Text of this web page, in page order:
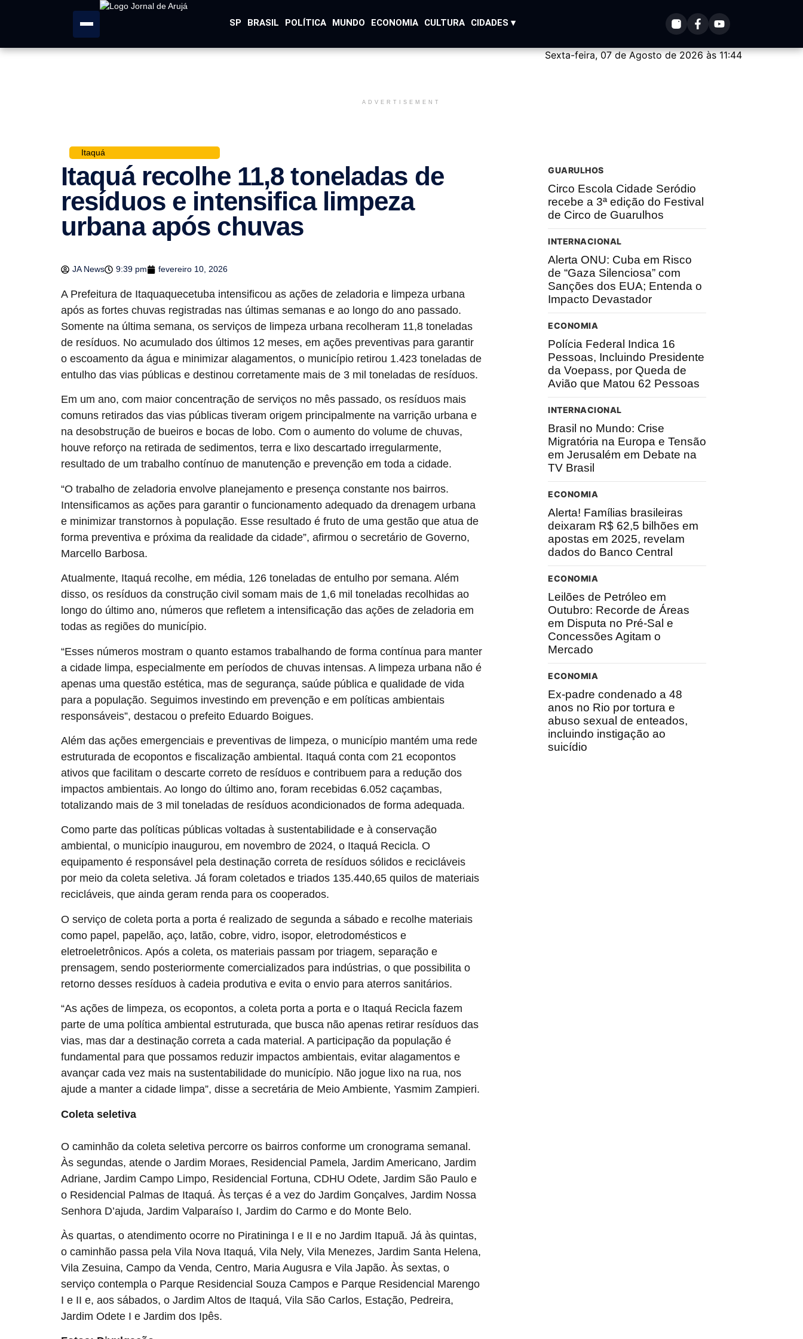
Sexta-feira, 07 de Agosto de 2026 às 11:44
SP BRASIL POLÍTICA MUNDO ECONOMIA CULTURA CIDADES ▾
ADVERTISEMENT
Itaquá
Itaquá recolhe 11,8 toneladas de
resíduos e intensifica limpeza
urbana após chuvas
JA News 9:39 pm fevereiro 10, 2026
A Prefeitura de Itaquaquecetuba intensificou as ações de zeladoria e limpeza urbana
após as fortes chuvas registradas nas últimas semanas e ao longo do ano passado.
Somente na última semana, os serviços de limpeza urbana recolheram 11,8 toneladas
de resíduos. No acumulado dos últimos 12 meses, em ações preventivas para garantir
o escoamento da água e minimizar alagamentos, o município retirou 1.423 toneladas de
entulho das vias públicas e destinou corretamente mais de 3 mil toneladas de resíduos.
Em um ano, com maior concentração de serviços no mês passado, os resíduos mais
comuns retirados das vias públicas tiveram origem principalmente na varrição urbana e
na desobstrução de bueiros e bocas de lobo. Com o aumento do volume de chuvas,
houve reforço na retirada de sedimentos, terra e lixo descartado irregularmente,
resultado de um trabalho contínuo de manutenção e prevenção em toda a cidade.
“O trabalho de zeladoria envolve planejamento e presença constante nos bairros.
Intensificamos as ações para garantir o funcionamento adequado da drenagem urbana
e minimizar transtornos à população. Esse resultado é fruto de uma gestão que atua de
forma preventiva e próxima da realidade da cidade”, afirmou o secretário de Governo,
Marcello Barbosa.
Atualmente, Itaquá recolhe, em média, 126 toneladas de entulho por semana. Além
disso, os resíduos da construção civil somam mais de 1,6 mil toneladas recolhidas ao
longo do último ano, números que refletem a intensificação das ações de zeladoria em
todas as regiões do município.
“Esses números mostram o quanto estamos trabalhando de forma contínua para manter
a cidade limpa, especialmente em períodos de chuvas intensas. A limpeza urbana não é
apenas uma questão estética, mas de segurança, saúde pública e qualidade de vida
para a população. Seguimos investindo em prevenção e em políticas ambientais
responsáveis”, destacou o prefeito Eduardo Boigues.
Além das ações emergenciais e preventivas de limpeza, o município mantém uma rede
estruturada de ecopontos e fiscalização ambiental. Itaquá conta com 21 ecopontos
ativos que facilitam o descarte correto de resíduos e contribuem para a redução dos
impactos ambientais. Ao longo do último ano, foram recebidas 6.052 caçambas,
totalizando mais de 3 mil toneladas de resíduos acondicionados de forma adequada.
Como parte das políticas públicas voltadas à sustentabilidade e à conservação
ambiental, o município inaugurou, em novembro de 2024, o Itaquá Recicla. O
equipamento é responsável pela destinação correta de resíduos sólidos e recicláveis
por meio da coleta seletiva. Já foram coletados e triados 135.440,65 quilos de materiais
recicláveis, que ainda geram renda para os cooperados.
O serviço de coleta porta a porta é realizado de segunda a sábado e recolhe materiais
como papel, papelão, aço, latão, cobre, vidro, isopor, eletrodomésticos e
eletroeletrônicos. Após a coleta, os materiais passam por triagem, separação e
prensagem, sendo posteriormente comercializados para indústrias, o que possibilita o
retorno desses resíduos à cadeia produtiva e evita o envio para aterros sanitários.
“As ações de limpeza, os ecopontos, a coleta porta a porta e o Itaquá Recicla fazem
parte de uma política ambiental estruturada, que busca não apenas retirar resíduos das
vias, mas dar a destinação correta a cada material. A participação da população é
fundamental para que possamos reduzir impactos ambientais, evitar alagamentos e
avançar cada vez mais na sustentabilidade do município. Não jogue lixo na rua, nos
ajude a manter a cidade limpa”, disse a secretária de Meio Ambiente, Yasmim Zampieri.
Coleta seletiva
O caminhão da coleta seletiva percorre os bairros conforme um cronograma semanal.
Às segundas, atende o Jardim Moraes, Residencial Pamela, Jardim Americano, Jardim
Adriane, Jardim Campo Limpo, Residencial Fortuna, CDHU Odete, Jardim São Paulo e
o Residencial Palmas de Itaquá. Às terças é a vez do Jardim Gonçalves, Jardim Nossa
Senhora D’ajuda, Jardim Valparaíso I, Jardim do Carmo e do Monte Belo.
Às quartas, o atendimento ocorre no Piratininga I e II e no Jardim Itapuã. Já às quintas,
o caminhão passa pela Vila Nova Itaquá, Vila Nely, Vila Menezes, Jardim Santa Helena,
Vila Zesuina, Campo da Venda, Centro, Maria Augusra e Vila Japão. Às sextas, o
serviço contempla o Parque Residencial Souza Campos e Parque Residencial Marengo
I e II e, aos sábados, o Jardim Altos de Itaquá, Vila São Carlos, Estação, Pedreira,
Jardim Odete I e Jardim dos Ipês.
GUARULHOS
Circo Escola Cidade Seródio
recebe a 3ª edição do Festival
de Circo de Guarulhos
INTERNACIONAL
Alerta ONU: Cuba em Risco
de “Gaza Silenciosa” com
Sanções dos EUA; Entenda o
Impacto Devastador
ECONOMIA
Polícia Federal Indica 16
Pessoas, Incluindo Presidente
da Voepass, por Queda de
Avião que Matou 62 Pessoas
INTERNACIONAL
Brasil no Mundo: Crise
Migratória na Europa e Tensão
em Jerusalém em Debate na
TV Brasil
ECONOMIA
Alerta! Famílias brasileiras
deixaram R$ 62,5 bilhões em
apostas em 2025, revelam
dados do Banco Central
ECONOMIA
Leilões de Petróleo em
Outubro: Recorde de Áreas
em Disputa no Pré-Sal e
Concessões Agitam o
Mercado
ECONOMIA
Ex-padre condenado a 48
anos no Rio por tortura e
abuso sexual de enteados,
incluindo instigação ao
suicídio